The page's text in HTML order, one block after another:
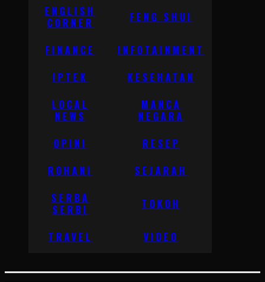
ENGLISH
CORNER
FENG SHUI
FINANCE
INFOTAINMENT
IPTEK
KESEHATAN
LOCAL
NEWS
MANCA
NEGARA
OPINI
RESEP
ROHANI
SEJARAH
SERBA
SERBI
TOKOH
TRAVEL VIDEO